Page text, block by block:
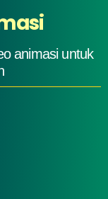
animasi untuk